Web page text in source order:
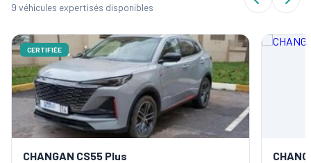
9 véhicules expertisés disponibles
CERTIFIÉE
CHANGAN CS55 Plus